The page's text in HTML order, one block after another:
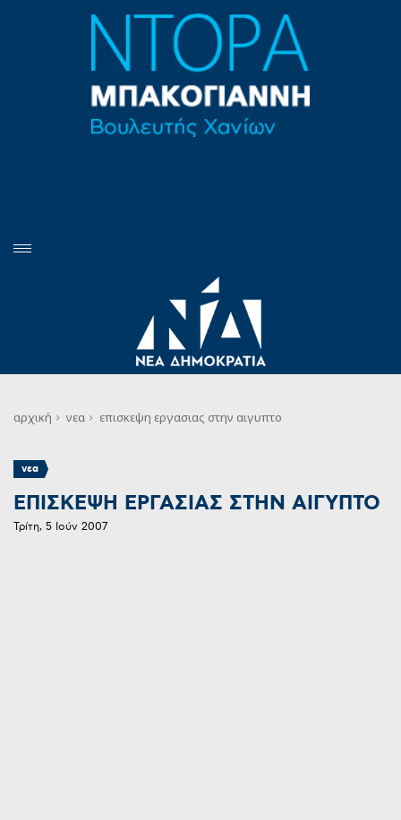
αρχική νεα επισκεψη εργασιας στην αιγυπτο
νεα
ΕΠΙΣΚΕΨΗ ΕΡΓΑΣΙΑΣ ΣΤΗΝ ΑΙΓΥΠΤΟ
Τρίτη, 5 Ιούν 2007